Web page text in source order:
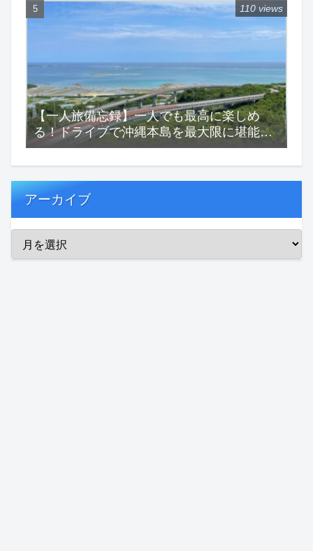
【一人旅備忘録】一人でも最高に楽しめ
る！ドライブで沖縄本島を最大限に堪能す
る一人旅！
110 views
アーカイブ